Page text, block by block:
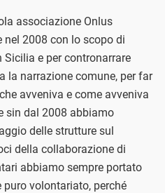
associazione Onlus
2008 con lo scopo di
Sicilia e per contronarrare
la narrazione comune, per far
avveniva e come avveniva
sin dal 2008 abbiamo
delle strutture sul
della collaborazione di
abbiamo sempre portato
puro volontariato, perché